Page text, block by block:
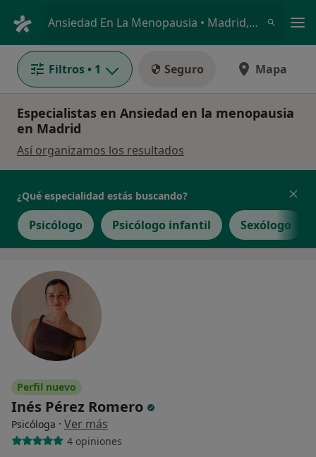
Ansiedad En La Menopausia • Madrid, Madrid
Filtros • 1 Seguro Mapa
Especialistas en Ansiedad en la menopausia
en Madrid
Así organizamos los resultados
¿Qué especialidad estás buscando?
Psicólogo Psicólogo infantil Sexólogo
Perfil nuevo
Inés Pérez Romero
Psicóloga · Ver más
4 opiniones